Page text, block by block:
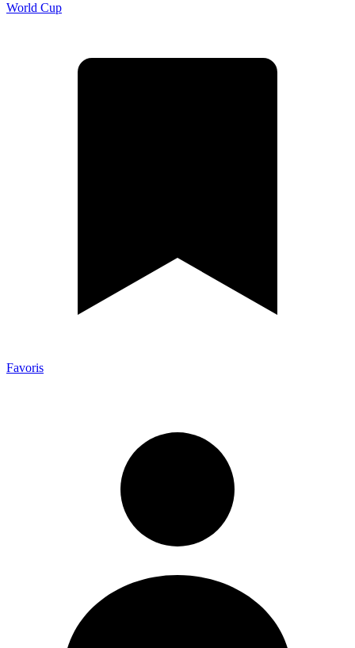
World Cup
Favoris